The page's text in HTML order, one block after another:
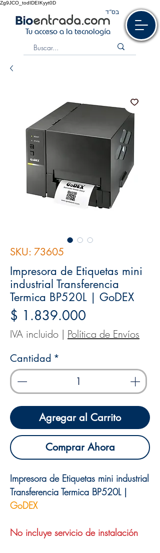
Zg9JCO_todIDEIKyyt0D
Tu acceso a la tecnología
בס“ד
SKU: 73605
Impresora de Etiquetas mini
industrial Transferencia
Termica BP520L | GoDEX
$ 1.839.000
IVA incluido | Política de Envíos
Cantidad *
Agregar al Carrito
Comprar Ahora
Impresora de Etiquetas mini industrial
Transferencia Termica BP520L |
GoDEX
No incluye servicio de instalación